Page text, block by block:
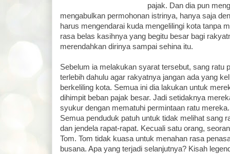
pajak. Dan dia pun
mengabulkan permohonan istrinya, hanya saja
harus mengendarai kuda mengelilingi kota tanpa
rasa belas kasihnya yang begitu besar bagi
merendahkan dirinya sampai sehina itu.
Sebelum ia melakukan syarat tersebut, sang ratu
terlebih dahulu agar rakyatnya jangan ada yang
berkeliling kota. Semua ini dia lakukan untuk
dihimpit beban pajak besar. Jadi setidaknya
syukur dengan mematuhi permintaan ratu
Semua penduduk patuh untuk tidak melihat sang
dan jendela rapat-rapat. Kecuali satu orang,
Tom. Tom tidak kuasa untuk menahan rasa
busana. Apa yang terjadi selanjutnya? Kisah